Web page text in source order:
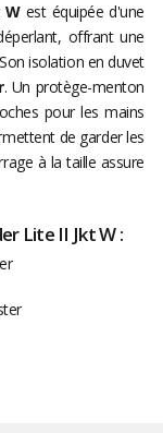
West équipée d'une
offrant une
isolation en duvet
. Un protège-menton
pour les mains
de garder les
à la taille assure
Lite II Jkt W :